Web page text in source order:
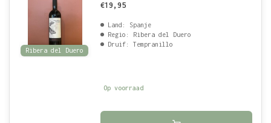
Ribera del Duero
€19,95
Land: Spanje
Regio: Ribera del Duero
Druif: Tempranillo
Op voorraad